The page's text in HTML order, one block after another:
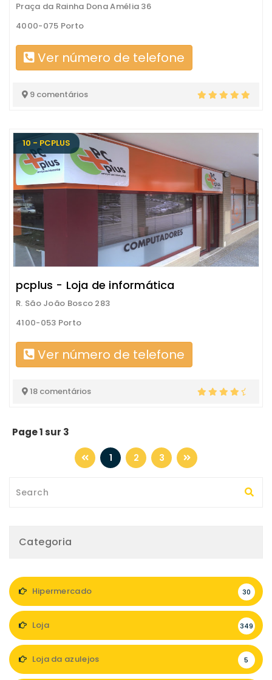
Praça da Rainha Dona Amélia 36
4000-075 Porto
Ver número de telefone
9 comentários
10 - PCPLUS
pcplus - Loja de informática
R. São João Bosco 283
4100-053 Porto
Ver número de telefone
18 comentários
Page 1 sur 3
1 2 3
Categoria
Hipermercado 30
Loja 349
Loja da azulejos 5